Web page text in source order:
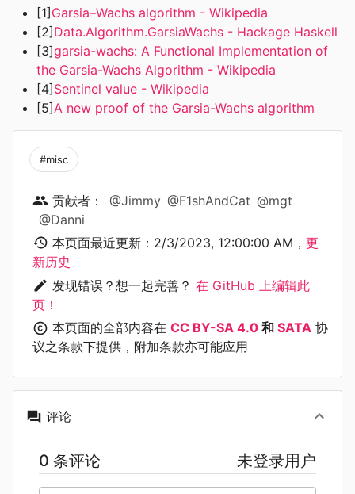
[1]Garsia–Wachs algorithm - Wikipedia
[2]Data.Algorithm.GarsiaWachs - Hackage Haskell
[3]garsia-wachs: A Functional Implementation of
the Garsia-Wachs Algorithm - Wikipedia
[4]Sentinel value - Wikipedia
[5]A new proof of the Garsia-Wachs algorithm
#misc
贡献者： @Jimmy @F1shAndCat @mgt
@Danni
本页面最近更新： 2/3/2023, 12:00:00 AM ， 更
新历史
发现错误？想一起完善？ 在 GitHub 上编辑此
页！
本页面的全部内容在 CC BY-SA 4.0 和 SATA 协
议之条款下提供，附加条款亦可能应用
评论
0 条评论 未登录用户